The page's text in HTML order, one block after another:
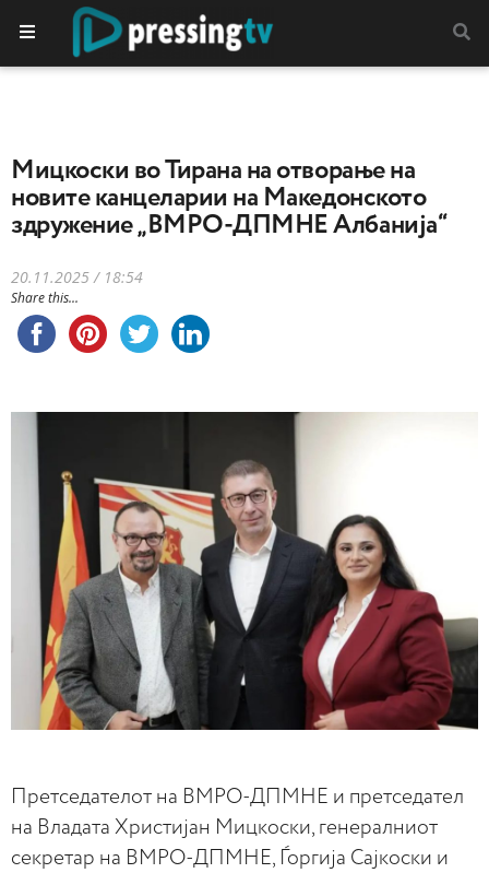
Мицкоски во Тирана на отворање на
новите канцеларии на Македонското
здружение „ВМРО-ДПМНЕ Албанија“
20.11.2025 / 18:54
Share this...
Претседателот на ВМРО-ДПМНЕ и претседател
на Владата Христијан Мицкоски, генералниот
секретар на ВМРО-ДПМНЕ, Ѓоргија Сајкоски и